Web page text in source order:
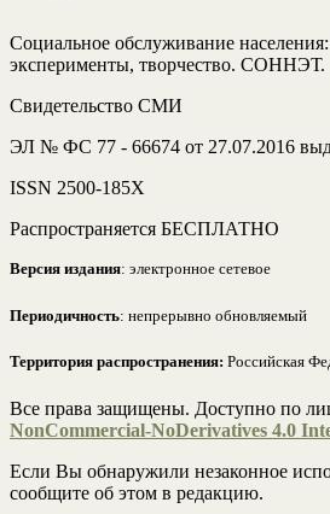
Социальное обслуживание
эксперименты, творчество. СОННЭТ.
Свидетельство СМИ
ЭЛ № ФС 77 - 66674 от 27.07.2016
ISSN 2500-185Х
Распространяется БЕСПЛАТНО
Версия издания: электронное сетевое
Периодичность: непрерывно обновляемый
Территория распространения: Российская
Все права защищены. Доступно по
NonCommercial-NoDerivatives 4.0
Если Вы обнаружили незаконное
сообщите об этом в редакцию.